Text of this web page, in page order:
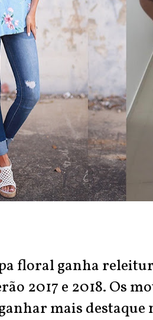
floral ganha
2017 e 2018.Os
mais destaque